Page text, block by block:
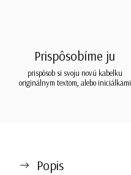
Prispôsobíme ju
prispôsob si svoju novú kabelku
originálnym textom, alebo iniciálkami
Popis